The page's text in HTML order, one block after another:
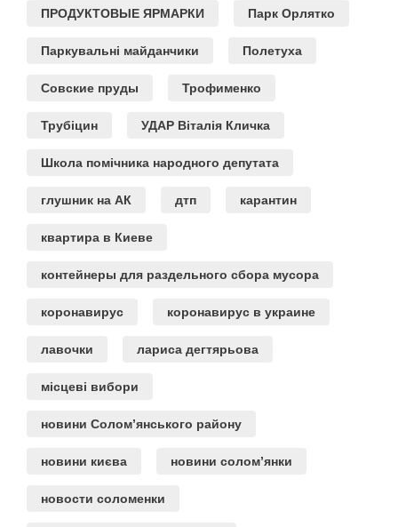
ПРОДУКТОВЫЕ ЯРМАРКИ Парк Орлятко
Паркувальні майданчики Полетуха
Совские пруды Трофименко
Трубіцин УДАР Віталія Кличка
Школа помічника народного депутата
глушник на АК дтп карантин
квартира в Киеве
контейнеры для раздельного сбора мусора
коронавирус коронавирус в украине
лавочки лариса дегтярьова
місцеві вибори
новини Солом’янського району
новини києва новини солом’янки
новости соломенки